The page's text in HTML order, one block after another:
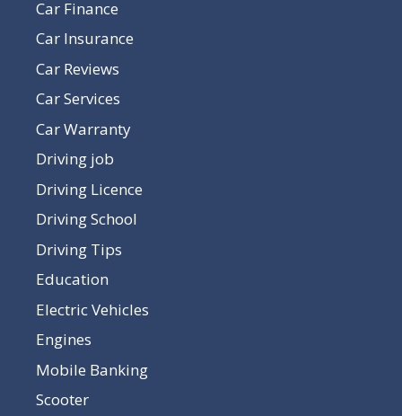
Car Finance
Car Insurance
Car Reviews
Car Services
Car Warranty
Driving job
Driving Licence
Driving School
Driving Tips
Education
Electric Vehicles
Engines
Mobile Banking
Scooter